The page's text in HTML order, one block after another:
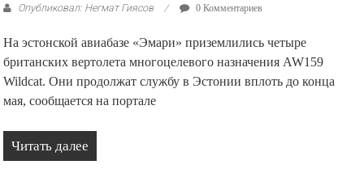
Опубликовал: Негмат Гиясов 0 Комментариев
На эстонской авиабазе «Эмари» приземлились четыре
британских вертолета многоцелевого назначения AW159
Wildcat. Они продолжат службу в Эстонии вплоть до конца
мая, сообщается на портале
Читать далее